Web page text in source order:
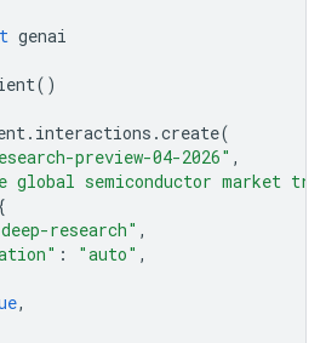
genai
()
. interactions .create(
preview-04-2026" ,
global semiconductor market
research" ,
: "auto" ,
,